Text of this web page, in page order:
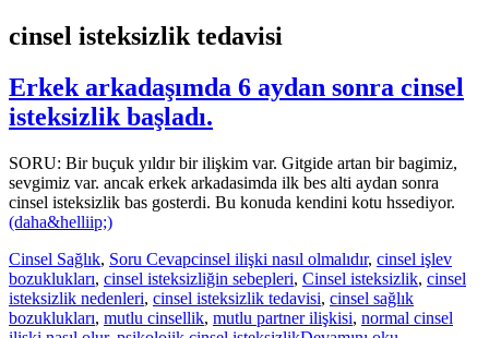
cinsel isteksizlik tedavisi
Erkek arkadaşımda 6 aydan sonra cinsel
isteksizlik başladı.
SORU: Bir buçuk yıldır bir ilişkim var. Gitgide artan bir bagimiz,
sevgimiz var. ancak erkek arkadasimda ilk bes alti aydan sonra
cinsel isteksizlik bas gosterdi. Bu konuda kendini kotu hssediyor.
(daha&helliip;)
Cinsel Sağlık, Soru Cevapcinsel ilişki nasıl olmalıdır, cinsel işlev
bozuklukları, cinsel isteksizliğin sebepleri, Cinsel isteksizlik, cinsel
isteksizlik nedenleri, cinsel isteksizlik tedavisi, cinsel sağlık
bozuklukları, mutlu cinsellik, mutlu partner ilişkisi, normal cinsel